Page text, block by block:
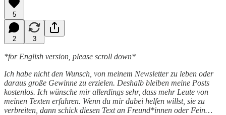
5
2 3
*for English version, please scroll down*
Ich habe nicht den Wunsch, von meinem Newsletter zu leben oder
daraus große Gewinne zu erzielen. Deshalb bleiben meine Posts
kostenlos. Ich wünsche mir allerdings sehr, dass mehr Leute von
meinen Texten erfahren. Wenn du mir dabei helfen willst, sie zu
verbreiten, dann schick diesen Text an Freund*innen oder Fein…